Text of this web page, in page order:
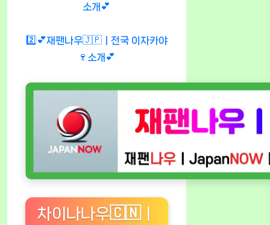
소개💕
2️⃣💕재팬나우🇯🇵ㅣ전국 이자카야
🍷소개💕
차이나나우🇨🇳ㅣ